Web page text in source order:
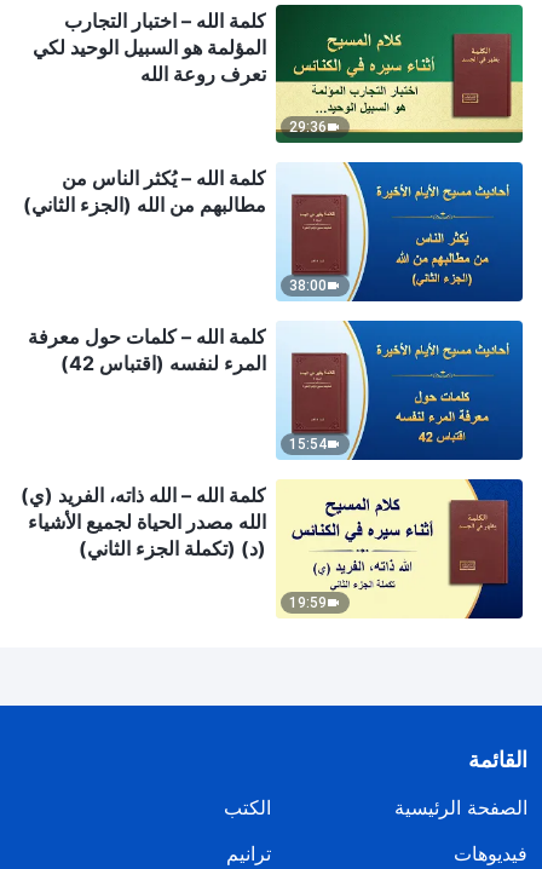
29:36
كلمة الله – اختبار التجارب
المؤلمة هو السبيل الوحيد لكي
تعرف روعة الله
38:00
كلمة الله – يُكثر الناس من
مطالبهم من الله (الجزء الثاني)
15:54
كلمة الله – كلمات حول معرفة
المرء لنفسه (اقتباس 42)
19:59
كلمة الله – الله ذاته، الفريد (ي)
الله مصدر الحياة لجميع الأشياء
(د) (تكملة الجزء الثاني)
القائمة
الصفحة الرئيسية
الكتب
فيديوهات
ترانيم